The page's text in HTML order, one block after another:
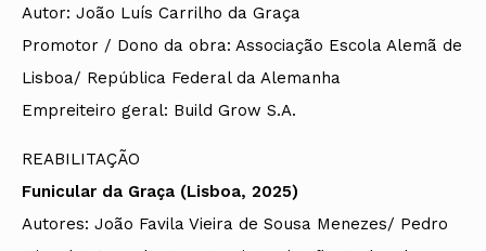
Autor: João Luís Carrilho da Graça
Promotor / Dono da obra: Associação Escola Alemã de
Lisboa/ República Federal da Alemanha
Empreiteiro geral: Build Grow S.A.
REABILITAÇÃO
Funicular da Graça (Lisboa, 2025)
Autores: João Favila Vieira de Sousa Menezes/ Pedro